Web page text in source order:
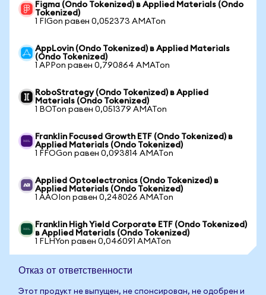
Figma (Ondo Tokenized) в Applied Materials (Ondo
Tokenized)
1 FIGon равен 0,052373 AMATon
AppLovin (Ondo Tokenized) в Applied Materials
(Ondo Tokenized)
1 APPon равен 0,790864 AMATon
RoboStrategy (Ondo Tokenized) в Applied
Materials (Ondo Tokenized)
1 BOTon равен 0,051379 AMATon
Franklin Focused Growth ETF (Ondo Tokenized) в
Applied Materials (Ondo Tokenized)
1 FFOGon равен 0,093814 AMATon
Applied Optoelectronics (Ondo Tokenized) в
Applied Materials (Ondo Tokenized)
1 AAOIon равен 0,248026 AMATon
Franklin High Yield Corporate ETF (Ondo Tokenized)
в Applied Materials (Ondo Tokenized)
1 FLHYon равен 0,046091 AMATon
Отказ от ответственности
Этот продукт не выпущен, не спонсирован, не одобрен и